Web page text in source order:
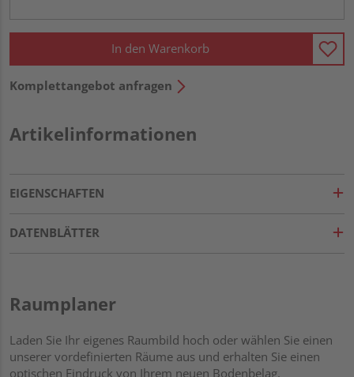
In den Warenkorb
Komplettangebot anfragen
Artikelinformationen
EIGENSCHAFTEN
DATENBLÄTTER
Raumplaner
Laden Sie Ihr eigenes Raumbild hoch oder wählen Sie einen
unserer vordefinierten Räume aus und erhalten Sie einen
optischen Eindruck von Ihrem neuen Bodenbelag.